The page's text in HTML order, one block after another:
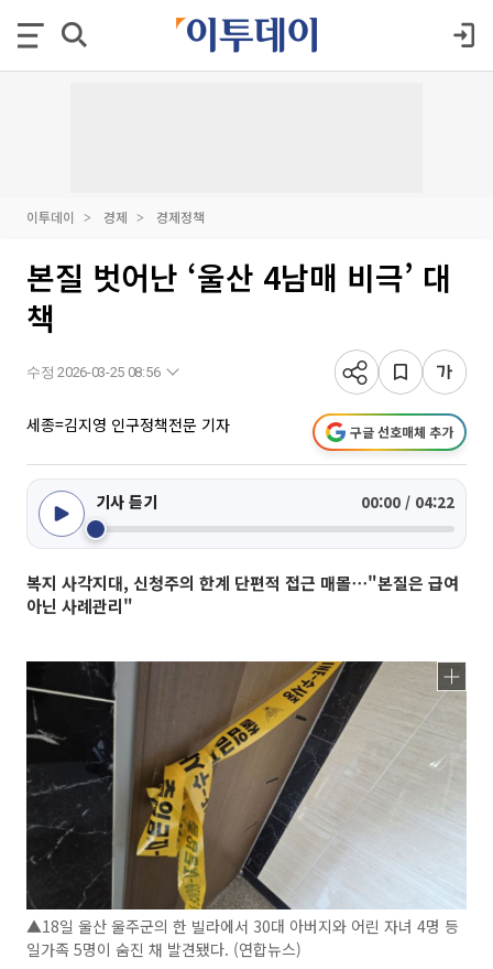
이투데이 경제 경제정책
본질 벗어난 ‘울산 4남매 비극’ 대
책
수정 2026-03-25 08:56
세종=김지영 인구정책전문 기자 구글 선호매체 추가
기사 듣기 00:00 / 04:22
복지 사각지대, 신청주의 한계 단편적 접근 매몰⋯"본질은 급여
아닌 사례관리"
▲18일 울산 울주군의 한 빌라에서 30대 아버지와 어린 자녀 4명 등
일가족 5명이 숨진 채 발견됐다. (연합뉴스)